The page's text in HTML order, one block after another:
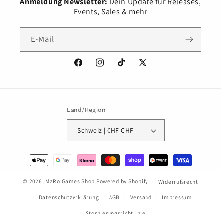
Events, Sales & mehr
E-Mail
FacebookInstagramTikTok X
Land/Region
Schweiz | CHF CHF
Zahlungsmethoden
© 2026, MaRo Games Shop Powered by Shopify Widerrufsrecht
Datenschutzerklärung AGB Versand Impressum
Stornierungsrichtlinie